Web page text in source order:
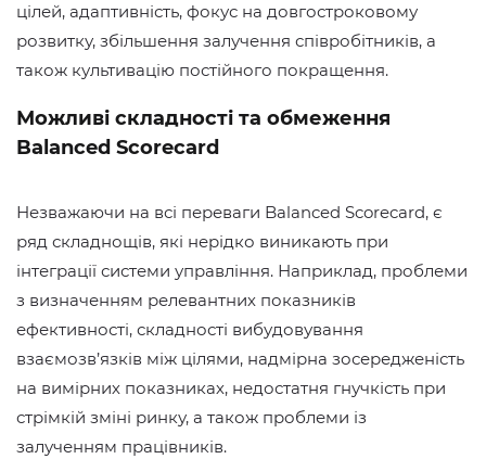
цілей, адаптивність, фокус на довгостроковому
розвитку, збільшення залучення співробітників, а
також культивацію постійного покращення.
Можливі складності та обмеження
Balanced Scorecard
Незважаючи на всі переваги Balanced Scorecard, є
ряд складнощів, які нерідко виникають при
інтеграції системи управління. Наприклад, проблеми
з визначенням релевантних показників
ефективності, складності вибудовування
взаємозв’язків між цілями, надмірна зосередженість
на вимірних показниках, недостатня гнучкість при
стрімкій зміні ринку, а також проблеми із
залученням працівників.